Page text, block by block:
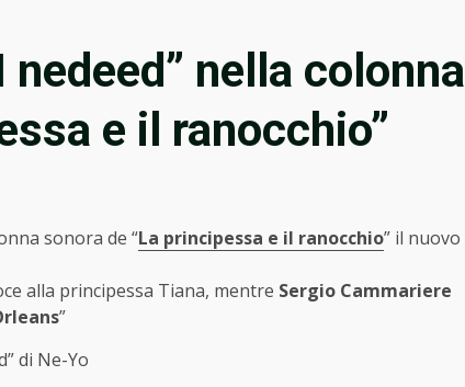
nella colonna
e il ranocchio”
sonora de “La principessa e il ranocchio” il nuovo
alla principessa Tiana, mentre Sergio Cammariere
”
di Ne-Yo